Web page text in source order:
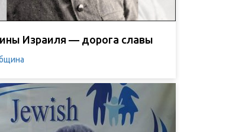
Израиля — дорога славы